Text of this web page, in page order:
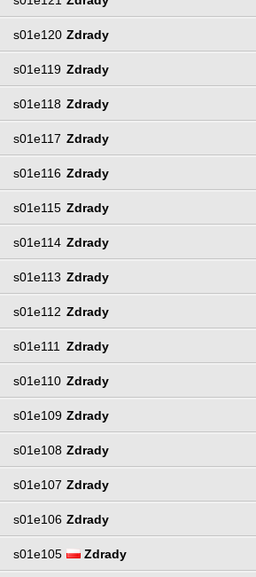
s01e120 Zdrady
s01e119 Zdrady
s01e118 Zdrady
s01e117 Zdrady
s01e116 Zdrady
s01e115 Zdrady
s01e114 Zdrady
s01e113 Zdrady
s01e112 Zdrady
s01e111 Zdrady
s01e110 Zdrady
s01e109 Zdrady
s01e108 Zdrady
s01e107 Zdrady
s01e106 Zdrady
s01e105 Zdrady